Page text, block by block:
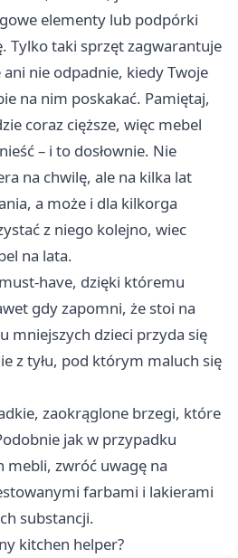
elementy lub podpórki
Tylko taki sprzęt zagwarantuje
ani nie odpadnie, kiedy Twoje
na nim poskakać. Pamiętaj,
coraz cięższe, więc mebel
– i to dosłownie. Nie
na chwilę, ale na kilka lat
a może i dla kilkorga
z niego kolejno, wiec
na lata.
have, dzięki któremu
gdy zapomni, że stoi na
mniejszych dzieci przyda się
z tyłu, pod którym maluch się
zaokrąglone brzegi, które
jak w przypadku
mebli, zwróć uwagę na
farbami i lakierami
substancji.
kitchen helper?